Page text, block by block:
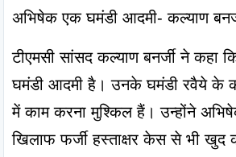
अभिषेक एक घमंडी आदमी- कल्याण
टीएमसी सांसद कल्याण बनर्जी ने कहा
घमंडी आदमी है। उनके घमंडी रवैये के
में काम करना मुश्किल हैं। उन्होंने
खिलाफ फर्जी हस्ताक्षर केस से भी